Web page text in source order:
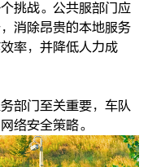
挑战。公共服部门应
消除昂贵的本地服务
率，并降低人力成
部门至关重要，车队
络安全策略。